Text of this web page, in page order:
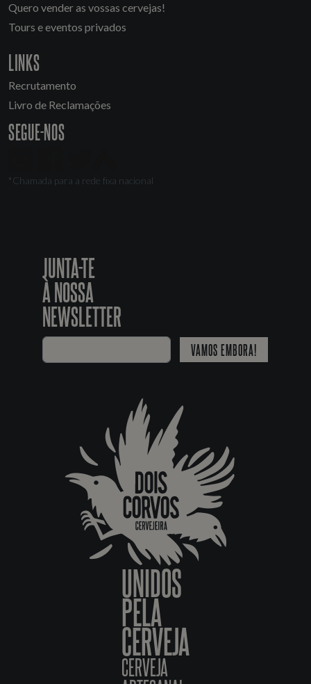
Quero vender as vossas cervejas!
Tours e eventos privados
LINKS
Recrutamento
Livro de Reclamações
SEGUE-NOS
*Chamada para a rede fixa nacional
JUNTA-TE
À NOSSA
NEWSLETTER
VAMOS EMBORA!
UNIDOS
PELA
CERVEJA
CERVEJA